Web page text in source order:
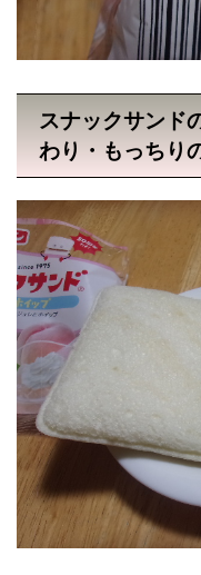
スナックサンド
わり・もっちり